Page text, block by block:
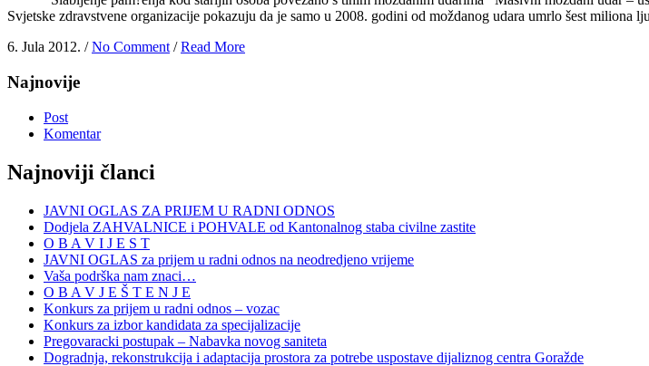
Svjetske zdravstvene organizacije pokazuju da je samo u 2008. godini od moždanog udara umrlo šest
6. Jula 2012. /No Comment/Read More
Najnovije
Post
Komentar
Najnoviji članci
JAVNI OGLAS ZA PRIJEM U RADNI ODNOS
Dodjela ZAHVALNICE i POHVALE od Kantonalnog staba civilne zastite
O B A V I J E S T
JAVNI OGLAS za prijem u radni odnos na neodredjeno vrijeme
Vaša podrška nam znaci…
O B A V J E Š T E N J E
Konkurs za prijem u radni odnos – vozac
Konkurs za izbor kandidata za specijalizacije
Pregovaracki postupak – Nabavka novog saniteta
Dogradnja, rekonstrukcija i adaptacija prostora za potrebe uspostave dijaliznog centra Goražde